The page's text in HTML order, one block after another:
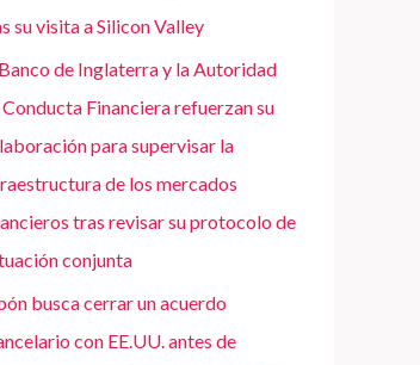
su visita a Silicon Valley
de Inglaterra y la Autoridad
Financiera refuerzan su
para supervisar la
de los mercados
tras revisar su protocolo de
conjunta
busca cerrar un acuerdo
con EE.UU. antes de